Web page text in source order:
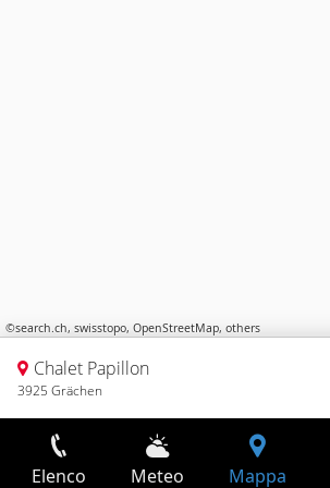
©search.ch, swisstopo, OpenStreetMap, others
Chalet Papillon
3925 Grächen
Elenco Meteo Mappa